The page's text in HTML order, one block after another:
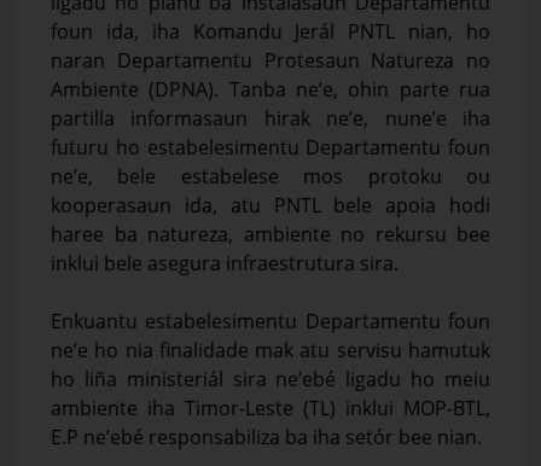
foun ida, iha Komandu Jerál PNTL nian, ho
naran Departamentu Protesaun Natureza no
Ambiente (DPNA). Tanba ne’e, ohin parte rua
partilla informasaun hirak ne’e, nune’e iha
futuru ho estabelesimentu Departamentu foun
ne’e, bele estabelese mos protoku ou
kooperasaun ida, atu PNTL bele apoia hodi
haree ba natureza, ambiente no rekursu bee
inklui bele asegura infraestrutura sira.
Enkuantu estabelesimentu Departamentu foun
ne’e ho nia finalidade mak atu servisu hamutuk
ho liña ministeriál sira ne’ebé ligadu ho meiu
ambiente iha Timor-Leste (TL) inklui MOP-BTL,
E.P ne’ebé responsabiliza ba iha setór bee nian.